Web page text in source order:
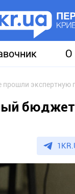
О
экспертную